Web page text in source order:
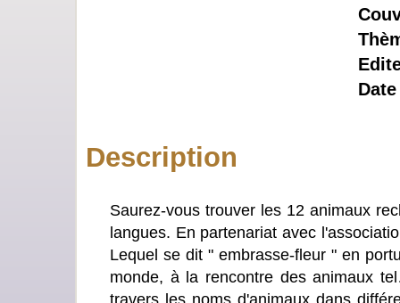
Description
Saurez-vous trouver les 12 animaux
langues. En partenariat avec
Lequel se dit " embrasse-fleur " en
monde, à la rencontre des animaux